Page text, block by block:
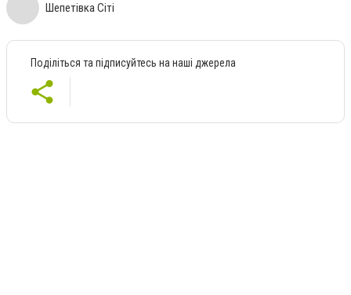
Шепетівка Сіті
Поділіться та підписуйтесь на наші джерела